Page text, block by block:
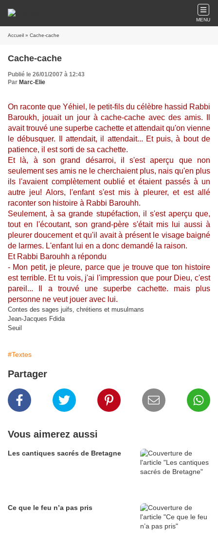
MENU
Accueil » Cache-cache
Cache-cache
Publié le 26/01/2007 à 12:43
Par Marc-Elie
On raconte que Yéhiel, le petit-fils du célèbre hassid Rabbi
Baroukh, jouait un jour à cache-cache avec des amis. Il
avait trouvé une superbe cachette et attendait qu'on vienne
le débusquer. Il attendait, il attendait... Et puis, à bout de
patience, il est sorti de sa cachette.
Et là, à son grand désarroi, il s'est aperçu que non
seulement ses amis ne le cherchaient plus, nais qu'en plus
ils l'avaient complètement oublié et étaient passés à un
autre jeu! Alors, l'enfant s'est mis à pleurer, et est allé
raconter son histoire à Rabbi Barouhh.
Seulement, à sa grande stupéfaction, il s'est aperçu que,
tout en l'écoutant, son grand-père s'était mis lui aussi à
pleurer doucement et qu'il avait à présent le visage baigné
de larmes. L'enfant lui en a donc demandé la raison.
Et Rabbi Barouhh a répondu
- Mon petit, je pleure, parce que je trouve que ton histoire
est terrible. Et tu vois, j'ai l'impression que pour Dieu, c'est
pareil... Il a trouvé une superbe cachette. mais plus
personne ne veut jouer avec lui.
Contes des sages juifs, chrétiens et musulmans
Jean-Jacques Fdida
Seuil
#Textes
Partager
Vous aimerez aussi
Les cantiques sacrés de Bretagne
Ce que le feu n’a pas pris